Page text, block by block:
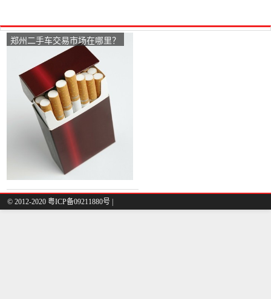
郑州二手车交易市场在哪里？
© 2012-2020 粤ICP备09211880号 |